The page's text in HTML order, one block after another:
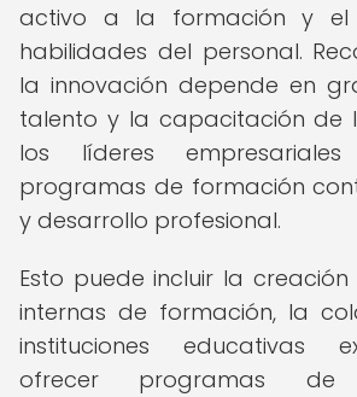
activo a la formación y el
habilidades del personal.
la innovación depende en
talento y la capacitación de
los líderes
programas de formación
y desarrollo profesional.
Esto puede incluir la
internas de formación, la
instituciones educativas
ofrecer programas de